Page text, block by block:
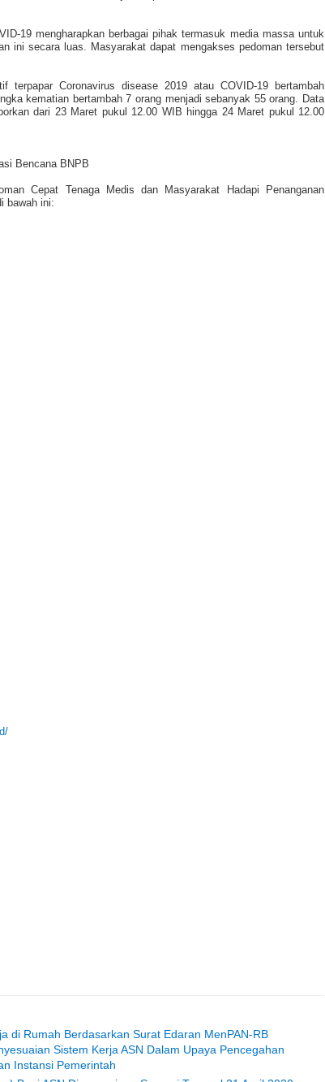
19 mengharapkan berbagai pihak termasuk media massa untuk
ini secara luas. Masyarakat dapat mengakses pedoman tersebut
terpapar Coronavirus disease 2019 atau COVID-19 bertambah
kematian bertambah 7 orang menjadi sebanyak 55 orang. Data
dari 23 Maret pukul 12.00 WIB hingga 24 Maret pukul 12.00
Bencana BNPB
Cepat
Tenaga Medis dan Masyarakat Hadapi Penanganan
bawah ini:
di Rumah Berdasarkan Surat Edaran MenPAN-RB
Sistem Kerja ASN Dalam Upaya Pencegahan
Instansi Pemerintah